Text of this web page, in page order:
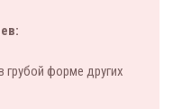
грубой форме других